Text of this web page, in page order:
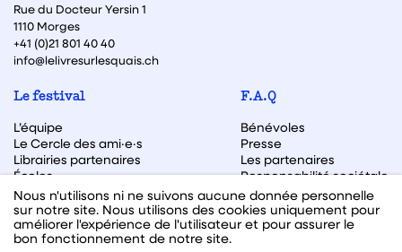
Rue du Docteur Yersin 1
1110 Morges
+41 (0)21 801 40 40
info@lelivresurlesquais.ch
Le festival
L’équipe
Le Cercle des ami·e·s
Librairies partenaires
Écoles
F.A.Q
Bénévoles
Presse
Les partenaires
Responsabilité sociétale
Archive des éditions
Archive des autrices et auteurs
Nous n'utilisons ni ne suivons aucune donnée personnelle
sur notre site. Nous utilisons des cookies uniquement pour
améliorer l'expérience de l'utilisateur et pour assurer le
bon fonctionnement de notre site.